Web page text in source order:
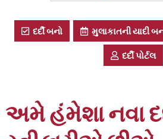
દર્દી બનો મુલાકાતની યાદી
દર્દી પોર્ટલ
અમે હંમેશા નવા